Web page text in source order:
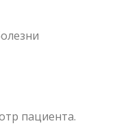
пациента.